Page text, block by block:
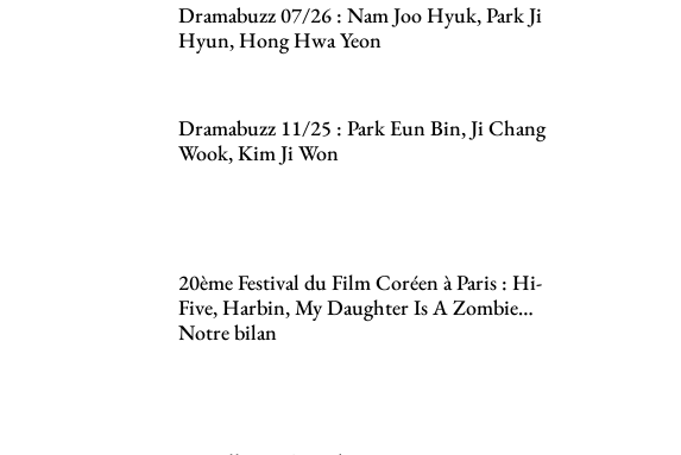
Dramabuzz 07/26 : Nam Joo Hyuk, Park Ji
Hyun, Hong Hwa Yeon
Dramabuzz 11/25 : Park Eun Bin, Ji Chang
Wook, Kim Ji Won
20ème Festival du Film Coréen à Paris : Hi-
Five, Harbin, My Daughter Is A Zombie…
Notre bilan